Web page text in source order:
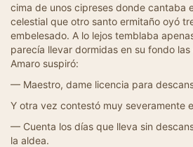
cima de unos cipreses donde cantaba
celestial que otro santo ermitaño oyó
embelesado. A lo lejos temblaba
parecía llevar dormidas en su fondo
Amaro suspiró:
— Maestro, dame licencia para
Y otra vez contestó muy severamente
— Cuenta los días que lleva sin
la aldea.